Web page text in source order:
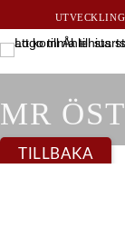
MR ÖST
TILLBAKA